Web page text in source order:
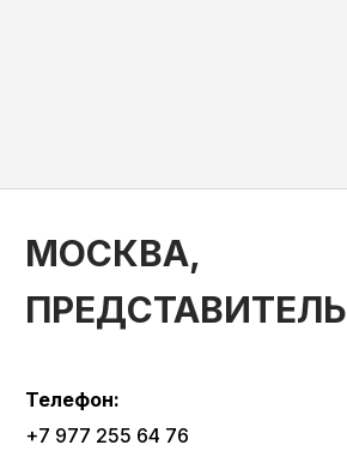
МОСКВА,
ПРЕДСТАВИТЕЛЬ
Телефон:
+7 977 255 64 76